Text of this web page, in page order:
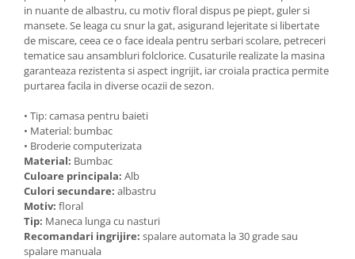
in nuante de albastru, cu motiv floral dispus pe piept, guler si
mansete. Se leaga cu snur la gat, asigurand lejeritate si libertate
de miscare, ceea ce o face ideala pentru serbari scolare, petreceri
tematice sau ansambluri folclorice. Cusaturile realizate la masina
garanteaza rezistenta si aspect ingrijit, iar croiala practica permite
purtarea facila in diverse ocazii de sezon.
• Tip: camasa pentru baieti
• Material: bumbac
• Broderie computerizata
Material: Bumbac
Culoare principala: Alb
Culori secundare: albastru
Motiv: floral
Tip: Maneca lunga cu nasturi
Recomandari ingrijire: spalare automata la 30 grade sau
spalare manuala